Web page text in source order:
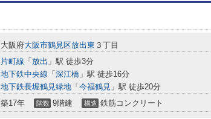
大阪府大阪市鶴見区放出東 ３丁目
片町線 「 放出 」駅 徒歩3分
地下鉄中央線 「 深江橋 」駅 徒歩16分
地下鉄長堀鶴見緑地 「 今福鶴見 」駅 徒歩20分
築17年 階数 9階建 構造 鉄筋コンクリート